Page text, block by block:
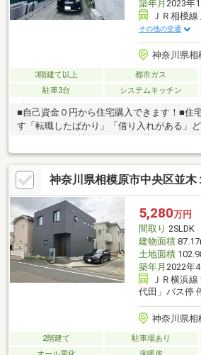
築年月 2023年
ＪＲ相模
その他の交通
神奈川県相
3階建て以上 都市ガス
駐車3台
システムキッチン
■自己資金０円から住宅購入できます！■住
す「転職したばかり」「借り入れがある」
紹介可能です！■見学、お問合せにつきまし
日、営業時間外でもご対応可能です！東亜
して頂けますよう常に新しい事を取り入れ
な知識でお客様の悩み事をしっかりと解消
探しは東亜住宅にお任せください！ご見学予
1665【通話料無料】までお気軽にお電話く
ンの方は右下の青いバナーよりお問合せ頂け
神奈川県相模原市中央区並木
5,280万円
間取り 2SLDK
建物面積
土地面積
築年月 2022年
ＪＲ横浜
代田」バス停
神奈川県相
2階建て 駐車場あり